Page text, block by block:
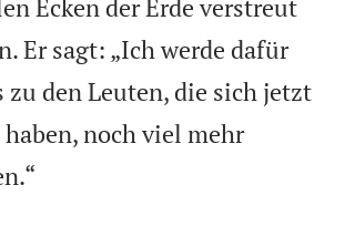
Ecken der Erde verstreut
Er sagt: „Ich werde dafür
zu den Leuten, die sich jetzt
noch viel mehr